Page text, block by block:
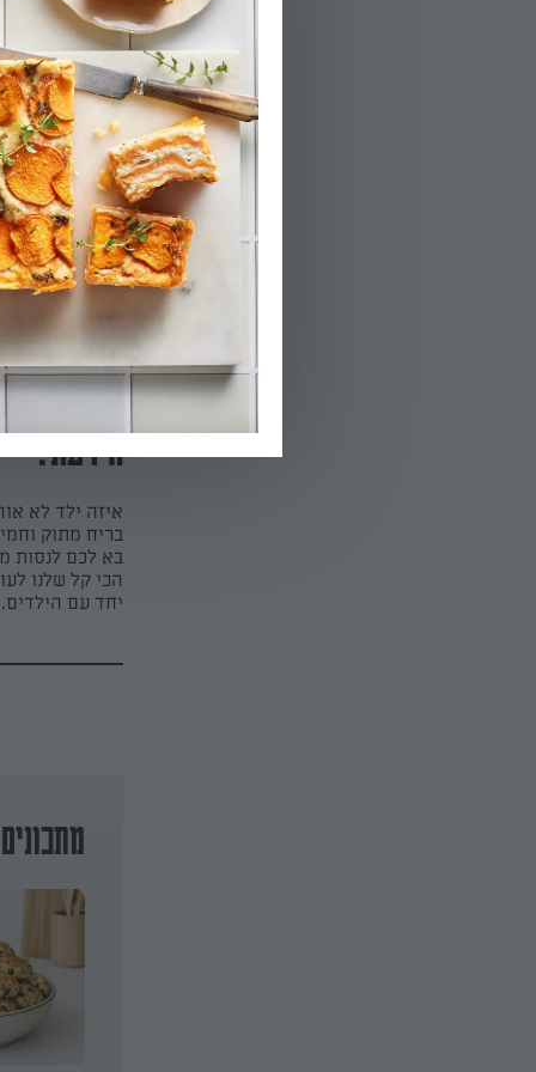
02.
מחממים את התנור לחום קצת
03.
פרוסות שוות
מצננים
הפעלת טיימר
הידעת?
איזה ילד לא
בריח מתוק
בא לכם לנסות
הכי קל שלנו
יחד עם